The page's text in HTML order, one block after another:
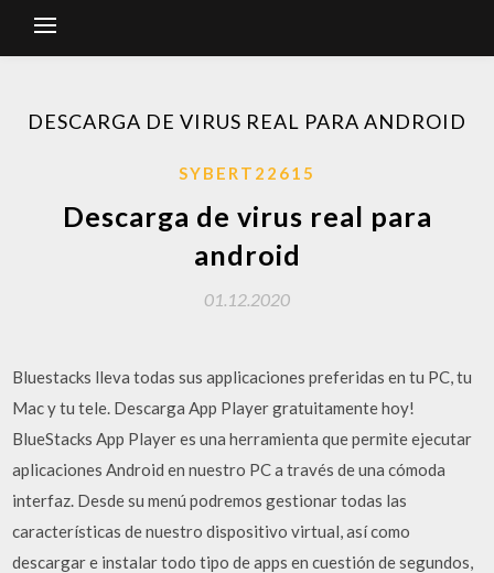
DESCARGA DE VIRUS REAL PARA ANDROID
SYBERT22615
Descarga de virus real para
android
01.12.2020
Bluestacks lleva todas sus applicaciones preferidas en tu PC, tu
Mac y tu tele. Descarga App Player gratuitamente hoy!
BlueStacks App Player es una herramienta que permite ejecutar
aplicaciones Android en nuestro PC a través de una cómoda
interfaz. Desde su menú podremos gestionar todas las
características de nuestro dispositivo virtual, así como
descargar e instalar todo tipo de apps en cuestión de segundos,